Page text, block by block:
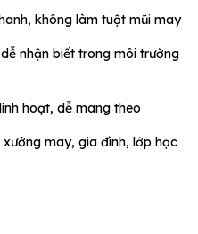
không làm tuột mũi may
nhận biết trong môi trường
hoạt, dễ mang theo
xưởng may, gia đình, lớp học